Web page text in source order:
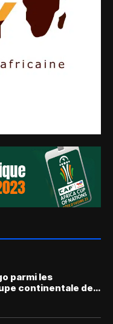
parmi les
continentale de
2025